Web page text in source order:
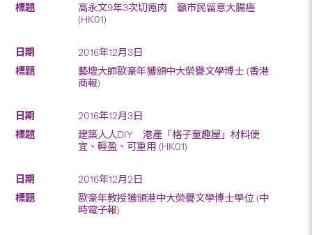
高永文9年3次切瘜肉 籲市民留意大腸癌
(HK01)
2016年12月3日
藝壇大師歐豪年獲頒中大榮譽文學博士 (香港
商報)
2016年12月3日
建築人人DIY 港產「格子童趣屋」材料便
宜、輕盈、可重用 (HK01)
2016年12月2日
歐豪年教授獲頒港中大榮譽文學博士學位 (中
時電子報)